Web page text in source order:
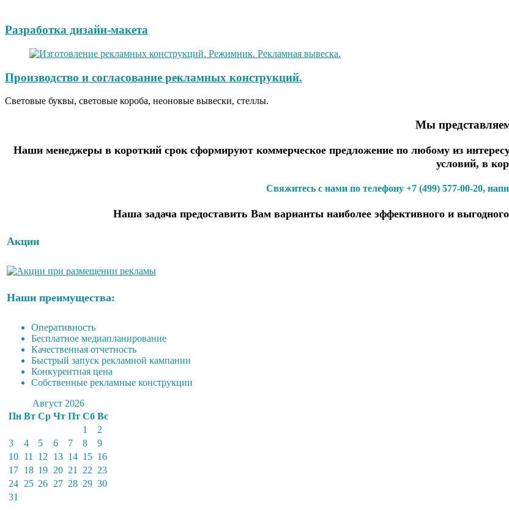
Разработка дизайн-макета
Производство и согласование рекламных конструкций.
Световые буквы, световые короба, неоновые вывески, стеллы.
Мы
Наши менеджеры в короткий срок сформируют коммерческое предложение по любому из
условий, в
Свяжитесь с нами по телефону +7 (499) 577-00-20,
Наша задача предоставить Вам варианты наиболее эффективного и
Акции
Наши преимущества:
Оперативность
Бесплатное медиапланирование
Качественная отчетность
Быстрый запуск рекламной кампании
Конкурентная цена
Собственные рекламные конструкции
Август 2026
Пн Вт Ср Чт Пт Сб Вс
1
2
3
4 5 6 7 8
9
10 11 12 13 14 15 16
17 18 19 20 21 22 23
24 25 26 27 28 29 30
31